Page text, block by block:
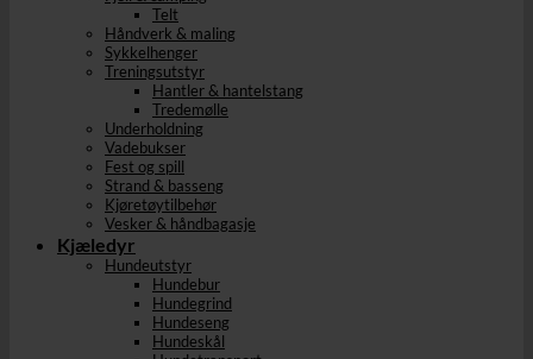
Telt
Håndverk & maling
Sykkelhenger
Treningsutstyr
Hantler & hantelstang
Tredemølle
Underholdning
Vadebukser
Fest og spill
Strand & basseng
Kjøretøytilbehør
Vesker & håndbagasje
Kjæledyr
Hundeutstyr
Hundebur
Hundegrind
Hundeseng
Hundeskål